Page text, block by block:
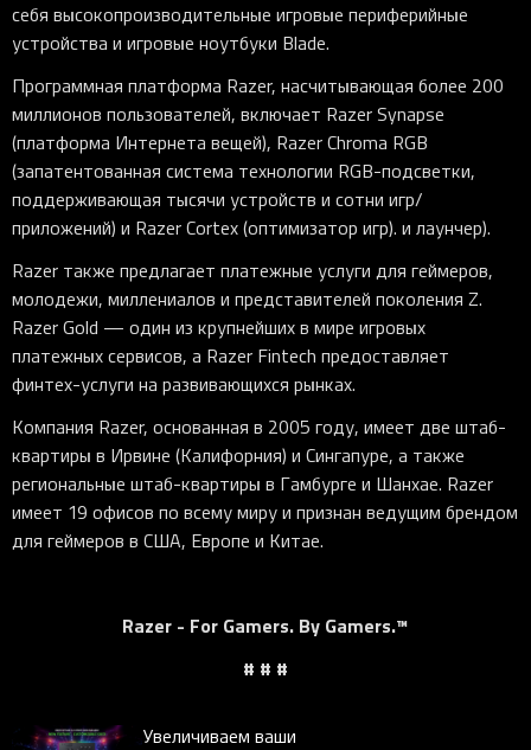
себя высокопроизводительные игровые периферийные
устройства и игровые ноутбуки Blade.
Программная платформа Razer, насчитывающая более 200
миллионов пользователей, включает Razer Synapse
(платформа Интернета вещей), Razer Chroma RGB
(запатентованная система технологии RGB-подсветки,
поддерживающая тысячи устройств и сотни игр/
приложений) и Razer Cortex (оптимизатор игр). и лаунчер).
Razer также предлагает платежные услуги для геймеров,
молодежи, миллениалов и представителей поколения Z.
Razer Gold — один из крупнейших в мире игровых
платежных сервисов, а Razer Fintech предоставляет
финтех-услуги на развивающихся рынках.
Компания Razer, основанная в 2005 году, имеет две штаб-
квартиры в Ирвине (Калифорния) и Сингапуре, а также
региональные штаб-квартиры в Гамбурге и Шанхае. Razer
имеет 19 офисов по всему миру и признан ведущим брендом
для геймеров в США, Европе и Китае.
Razer - For Gamers. By Gamers.™
# # #
Увеличиваем ваши